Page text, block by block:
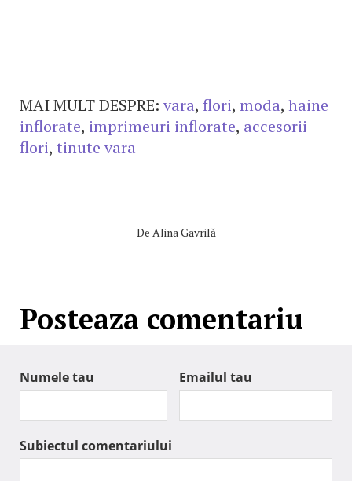
MAI MULT DESPRE: vara, flori, moda, haine
inflorate, imprimeuri inflorate, accesorii
flori, tinute vara
De Alina Gavrilă
Posteaza comentariu
Numele tau Emailul tau
Subiectul comentariului